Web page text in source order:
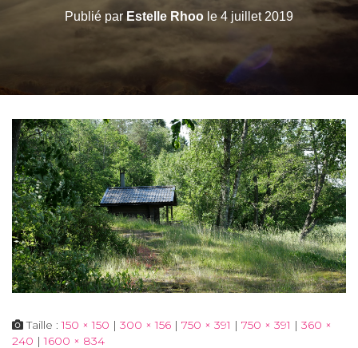
Publié parEstelle Rhoo le4 juillet 2019
Taille :150 × 150 | 300 × 156 | 750 × 391 | 750 × 391 | 360 ×
240 | 1600 × 834